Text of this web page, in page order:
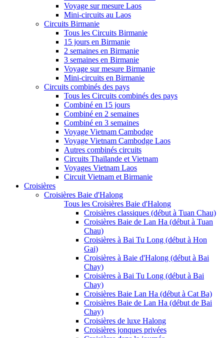
Voyage sur mesure Laos
Mini-circuits au Laos
Circuits Birmanie
Tous les Circuits Birmanie
15 jours en Birmanie
2 semaines en Birmanie
3 semaines en Birmanie
Voyage sur mesure Birmanie
Mini-circuits en Birmanie
Circuits combinés des pays
Tous les Circuits combinés des pays
Combiné en 15 jours
Combiné en 2 semaines
Combiné en 3 semaines
Voyage Vietnam Cambodge
Voyage Vietnam Cambodge Laos
Autres combinés circuits
Circuits Thaïlande et Vietnam
Voyages Vietnam Laos
Circuit Vietnam et Birmanie
Croisières
Croisières Baie d'Halong
Tous les Croisières Baie d'Halong
Croisières classiques (début à Tuan Chau)
Croisières Baie de Lan Ha (début à Tuan
Chau)
Croisières à Bai Tu Long (début à Hon
Gai)
Croisières à Baie d'Halong (début à Bai
Chay)
Croisières à Bai Tu Long (début à Bai
Chay)
Croisières Baie Lan Ha (début à Cat Ba)
Croisières Baie de Lan Ha (début de Bai
Chay)
Croisières de luxe Halong
Croisières jonques privées